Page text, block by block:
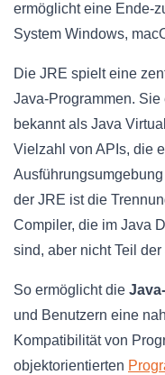
ermöglicht eine Ende-
System Windows,
Die JRE spielt eine
Java-Programmen. Sie
bekannt als Java
Vielzahl von APIs, die
der JRE ist die
Compiler, die im Java
sind, aber nicht Teil
So ermöglicht die
und Benutzern eine
Kompatibilität von
objektorientierten